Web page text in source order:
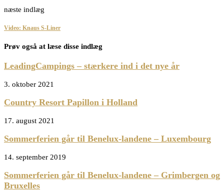
næste indlæg
Video: Knaus S-Liner
Prøv også at læse disse indlæg
LeadingCampings – stærkere ind i det nye år
3. oktober 2021
Country Resort Papillon i Holland
17. august 2021
Sommerferien går til Benelux-landene – Luxembourg
14. september 2019
Sommerferien går til Benelux-landene – Grimbergen og
Bruxelles